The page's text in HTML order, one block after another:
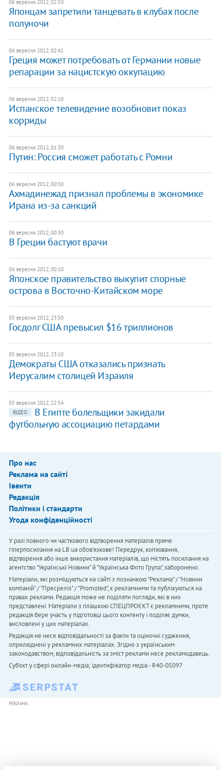
06 вересня 2012, 02:50
Японцам запретили танцевать в клубах после
полуночи
06 вересня 2012, 02:41
Греция может потребовать от Германии новые
репарации за нацистскую оккупацию
06 вересня 2012, 02:10
Испанское телевидение возобновит показ
корриды
06 вересня 2012, 01:30
Путин: Россия сможет работать с Ромни
06 вересня 2012, 00:50
Ахмадинежад признал проблемы в экономике
Ирана из-за санкций
06 вересня 2012, 00:30
В Греции бастуют врачи
06 вересня 2012, 00:10
Японское правительство выкупит спорные
острова в Восточно-Китайском море
05 вересня 2012, 23:50
Госдолг США превысил $16 триллионов
05 вересня 2012, 23:10
Демократы США отказались признать
Иерусалим столицей Израиля
05 вересня 2012, 22:54
ВІДЕО
В Египте болельщики закидали
футбольную ассоциацию петардами
Про нас
Реклама на сайті
Івенти
Редакція
Політики і стандарти
Угода конфіденційності
У разі повного чи часткового відтворення матеріалів пряме
гіперпосилання на LB.ua обов'язкове! Передрук, копіювання,
відтворення або інше використання матеріалів, що містять посилання на
агентство "Українськi Новини" й "Українська Фото Група", заборонено.
Матеріали, які розміщуються на сайті з позначкою "Реклама" / "Новини
компаній" / "Пресреліз" / "Promoted", є рекламними та публікуються на
правах реклами. Редакція може не поділяти погляди, які в них
представлені. Матеріали з плашкою СПЕЦПРОЄКТ є рекламними, проте
редакція бере участь у підготовці цього контенту і поділяє думки,
висловлені у цих матеріалах.
Редакція не несе відповідальності за факти та оціночні судження,
оприлюднені у рекламних матеріалах. Згідно з українським
законодавством, відповідальність за зміст реклами несе рекламодавець.
Cуб'єкт у сфері онлайн-медіа; ідентифікатор медіа - R40-05097
РЕКЛАМА